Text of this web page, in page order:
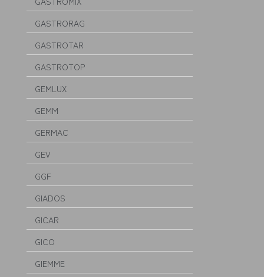
GASTRORAG
GASTROTAR
GASTROTOP
GEMLUX
GEMM
GERMAC
GEV
GGF
GIADOS
GICAR
GICO
GIEMME